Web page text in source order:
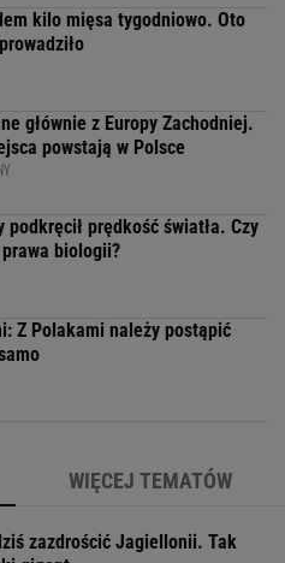
kilo mięsa tygodniowo. Oto
głównie z Europy Zachodniej.
powstają w Polsce
podkręcił prędkość światła. Czy
biologii?
Z Polakami należy postąpić
WIĘCEJ TEMATÓW
zazdrościć Jagiellonii. Tak